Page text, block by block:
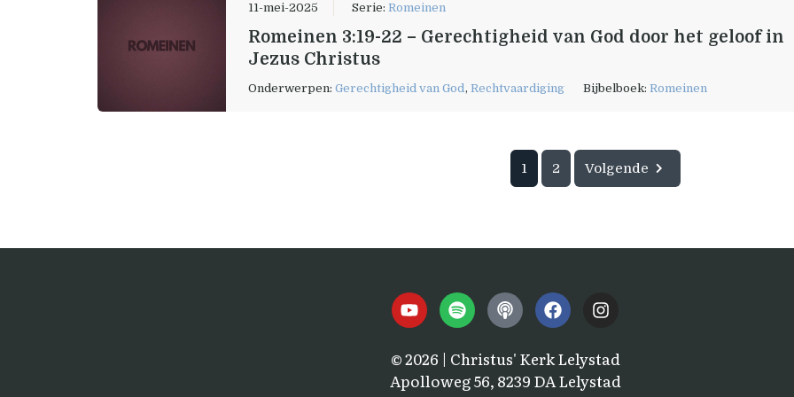
11-mei-2025 Serie: Romeinen
Romeinen 3:19-22 – Gerechtigheid van God door het geloof in
Jezus Christus
Onderwerpen: Gerechtigheid van God, Rechtvaardiging Bijbelboek: Romeinen
1 2 Volgende
© 2026 | Christus' Kerk Lelystad
Apolloweg 56, 8239 DA Lelystad